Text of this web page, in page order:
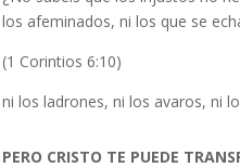
los afeminados, ni los que se
(1 Corintios 6:10)
ni los ladrones, ni los avaros, ni
PERO CRISTO TE PUEDE